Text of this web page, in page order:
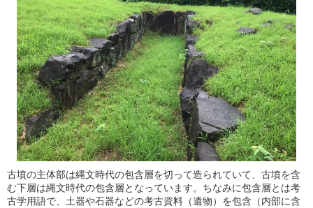
古墳の主体部は縄文時代の包含層を切って造られていて、古墳を含
む下層は縄文時代の包含層となっています。ちなみに包含層とは考
古学用語で、土器や石器などの考古資料（遺物）を包含（内部に含